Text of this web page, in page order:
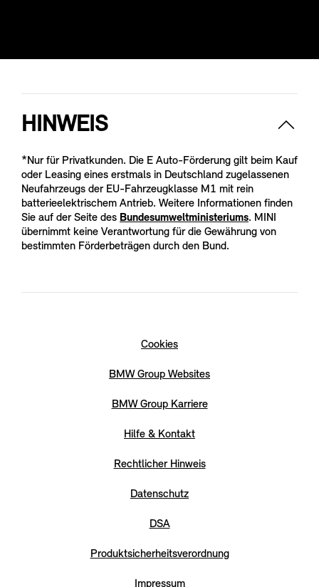
HINWEIS
*Nur für Privatkunden. Die E Auto-Förderung gilt beim Kauf
oder Leasing eines erstmals in Deutschland zugelassenen
Neufahrzeugs der EU-Fahrzeugklasse M1 mit rein
batterieelektrischem Antrieb. Weitere Informationen finden
Sie auf der Seite des Bundesumweltministeriums. MINI
übernimmt keine Verantwortung für die Gewährung von
bestimmten Förderbeträgen durch den Bund.
Cookies
BMW Group Websites
BMW Group Karriere
Hilfe & Kontakt
Rechtlicher Hinweis
Datenschutz
DSA
Produktsicherheitsverordnung
Impressum